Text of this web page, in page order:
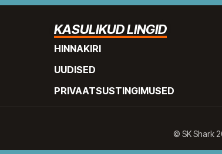
KASULIKUD LINGID
HINNAKIRI
UUDISED
PRIVAATSUSTINGIMUSED
© SK Shark